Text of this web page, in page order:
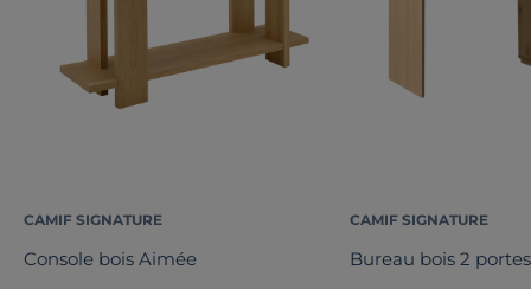
CAMIF SIGNATURE
Console bois Aimée
CAMIF SIGNATURE
Bureau bois 2